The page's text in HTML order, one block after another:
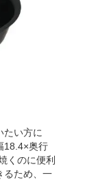
たい方に
18.4×奥行
くのに便利
るため、一